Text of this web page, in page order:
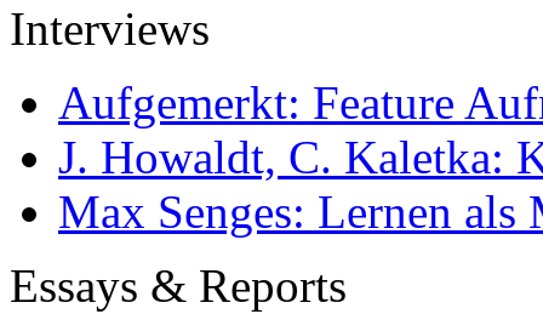
Interviews
Aufgemerkt: Feature
J. Howaldt, C. Kaletka:
Max Senges: Lernen als
Essays & Reports